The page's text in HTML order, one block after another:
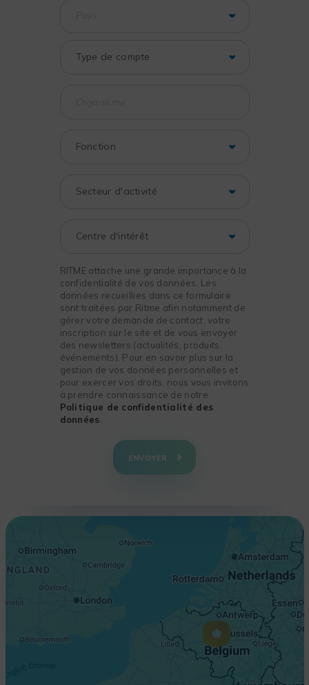
RITME attache une grande importance à la
confidentialité de vos données. Les
données recueillies dans ce formulaire
sont traitées par Ritme afin notamment de
gérer votre demande de contact, votre
inscription sur le site et de vous envoyer
des newsletters (actualités, produits,
événements). Pour en savoir plus sur la
gestion de vos données personnelles et
pour exercer vos droits, nous vous invitons
à prendre connaissance de notre
Politique de confidentialité des
données
ENVOYER